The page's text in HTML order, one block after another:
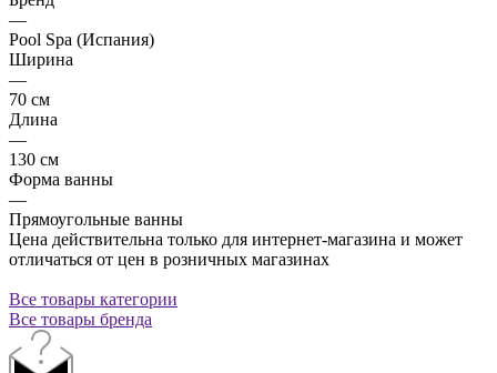
—
Pool Spa (Испания)
Ширина
—
70 см
Длина
—
130 см
Форма ванны
—
Прямоугольные ванны
Цена действительна только для интернет-магазина и может
отличаться от цен в розничных магазинах
Все товары категории
Все товары бренда